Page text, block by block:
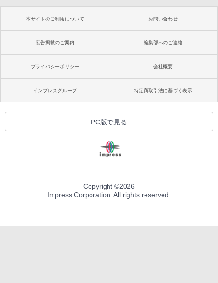
本サイトのご利用について お問い合わせ
広告掲載のご案内 編集部へのご連絡
プライバシーポリシー 会社概要
インプレスグループ 特定商取引法に基づく表示
PC版で見る
Copyright ©2026
Impress Corporation. All rights reserved.